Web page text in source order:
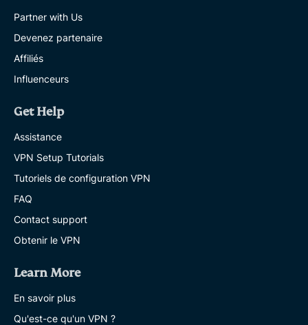
Partner with Us
Devenez partenaire
Affiliés
Influenceurs
Get Help
Assistance
VPN Setup Tutorials
Tutoriels de configuration VPN
FAQ
Contact support
Obtenir le VPN
Learn More
En savoir plus
Qu'est-ce qu'un VPN ?